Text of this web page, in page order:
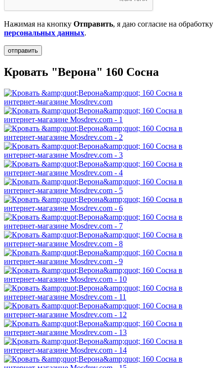
Нажимая на кнопку Отправить, я даю согласие на обработку
персональных данных.
Кровать "Верона" 160 Сосна